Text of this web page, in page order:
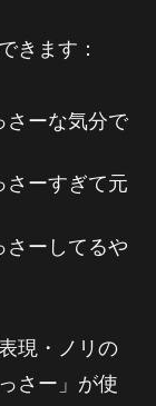
きます：
さーな気分で
さーすぎて元
さーしてるや
現・ノリの
さー」が使